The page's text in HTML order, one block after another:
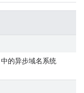
中的异步域名系统